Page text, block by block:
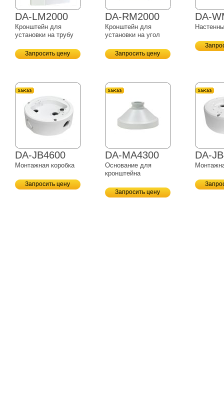
DA-LM2000
Кронштейн для
установки на трубу
Запросить цену
DA-RM2000
Кронштейн для
установки на угол
Запросить цену
DA-
DA-JB4600
Монтажная коробка
Запросить цену
DA-MA4300
Основание для
кронштейна
Запросить цену
DA-